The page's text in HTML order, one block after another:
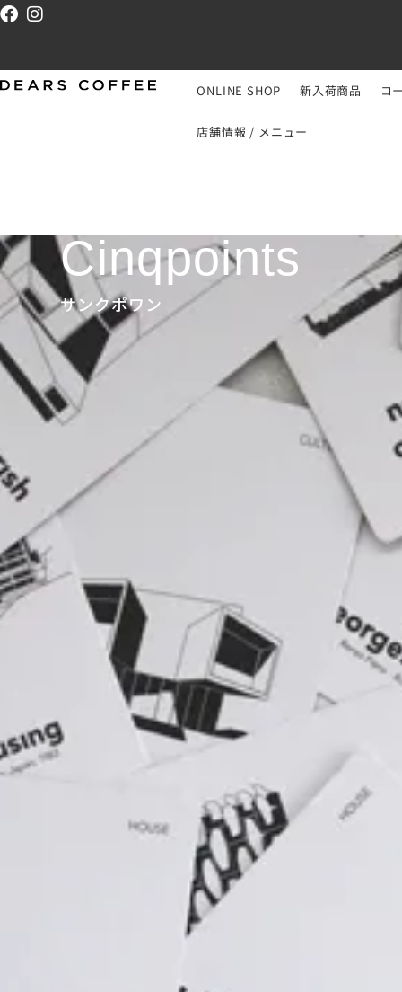
ONLINE SHOP 新入荷商品 コ
店舗情報 / メニュー
Cinqpoints
サンクポワン